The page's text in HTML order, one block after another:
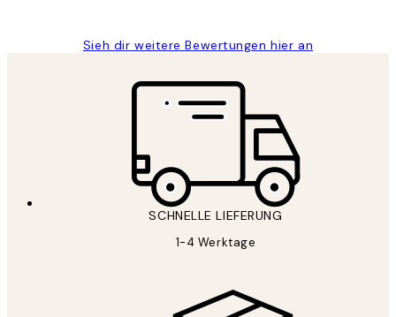
Sieh dir weitere Bewertungen hier an
SCHNELLE LIEFERUNG
1-4 Werktage